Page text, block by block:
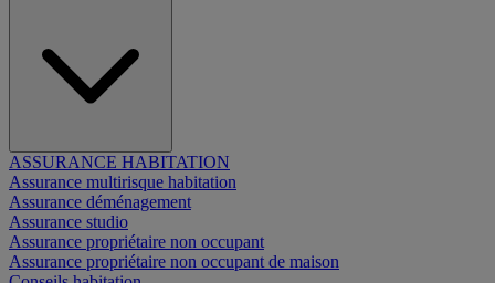
ASSURANCE HABITATION
Assurance multirisque habitation
Assurance déménagement
Assurance studio
Assurance propriétaire non occupant
Assurance propriétaire non occupant de maison